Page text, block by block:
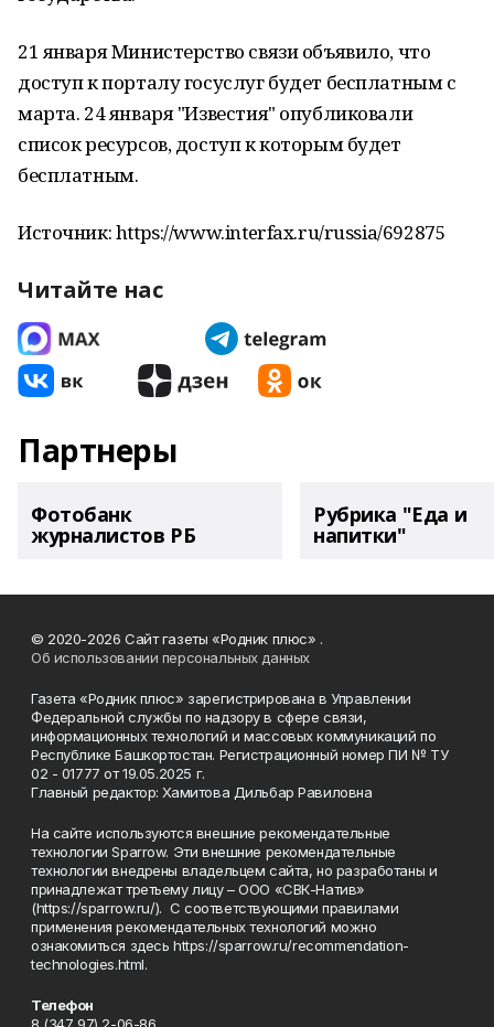
21 января Министерство связи объявило, что
доступ к порталу госуслуг будет бесплатным с
марта. 24 января "Известия" опубликовали
список ресурсов, доступ к которым будет
бесплатным.
Источник: https://www.interfax.ru/russia/692875
Читайте нас
Партнеры
Фотобанк
журналистов РБ
Рубрика "Еда и
напитки"
© 2020-2026 Сайт газеты «Родник плюс» .
Об использовании персональных данных
Газета «Родник плюс» зарегистрирована в Управлении
Федеральной службы по надзору в сфере связи,
информационных технологий и массовых коммуникаций по
Республике Башкортостан. Регистрационный номер ПИ № ТУ
02 - 01777 от 19.05.2025 г.
Главный редактор: Хамитова Дильбар Равиловна
На сайте используются внешние рекомендательные
технологии Sparrow. Эти внешние рекомендательные
технологии внедрены владельцем сайта, но разработаны и
принадлежат третьему лицу – ООО «СВК-Натив»
(https://sparrow.ru/). С соответствующими правилами
применения рекомендательных технологий можно
ознакомиться здесь https://sparrow.ru/recommendation-
technologies.html.
Телефон